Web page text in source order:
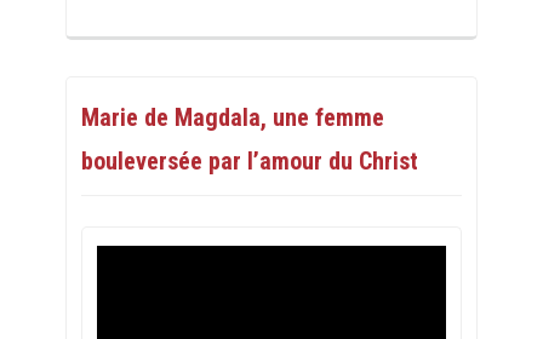
Marie de Magdala, une femme
bouleversée par l’amour du Christ